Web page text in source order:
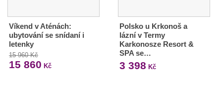
Víkend v Aténách:
ubytování se snídaní i
letenky
15 960 Kč
15 860 Kč
Polsko u Krkonoš a
lázní v Termy
Karkonosze Resort &
SPA se…
3 398 Kč